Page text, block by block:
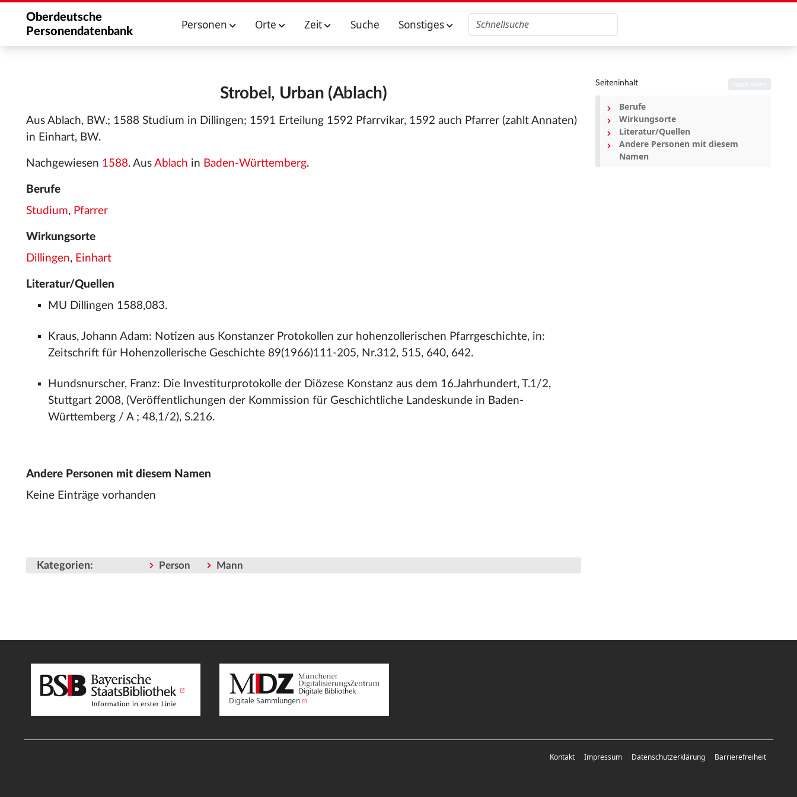
Oberdeutsche
Personendatenbank
Personen Orte Zeit Suche Sonstiges
Strobel, Urban (Ablach)
Aus Ablach, BW.; 1588 Studium in Dillingen; 1591 Erteilung 1592 Pfarrvikar, 1592 auch Pfarrer (zahlt Annaten)
in Einhart, BW.
Nachgewiesen 1588. Aus Ablach in Baden-Württemberg.
Berufe
Studium, Pfarrer
Wirkungsorte
Dillingen, Einhart
Literatur/Quellen
MU Dillingen 1588,083.
Kraus, Johann Adam: Notizen aus Konstanzer Protokollen zur hohenzollerischen Pfarrgeschichte, in:
Zeitschrift für Hohenzollerische Geschichte 89(1966)111-205, Nr.312, 515, 640, 642.
Hundsnurscher, Franz: Die Investiturprotokolle der Diözese Konstanz aus dem 16.Jahrhundert, T.1/2,
Stuttgart 2008, (Veröffentlichungen der Kommission für Geschichtliche Landeskunde in Baden-
Württemberg / A ; 48,1/2), S.216.
Andere Personen mit diesem Namen
Keine Einträge vorhanden
Kategorien: Person Mann
Seiteninhalt
Berufe
Wirkungsorte
Literatur/Quellen
Andere Personen mit diesem
Namen
Digitale Sammlungen
Kontakt Impressum Datenschutzerklärung Barrierefreiheit